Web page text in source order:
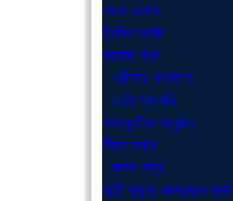
বাংলা ভার্সন
ইংলিশ ভার্সন
কলেজ শাখা
পরীক্ষার ফলাফল
ফটো গ্যালারি
সাংস্কৃতিক অনুষ্ঠান
শিক্ষা সফর
ক্লাব সমূহ
আর্ট অ্যান্ড কালচারাল